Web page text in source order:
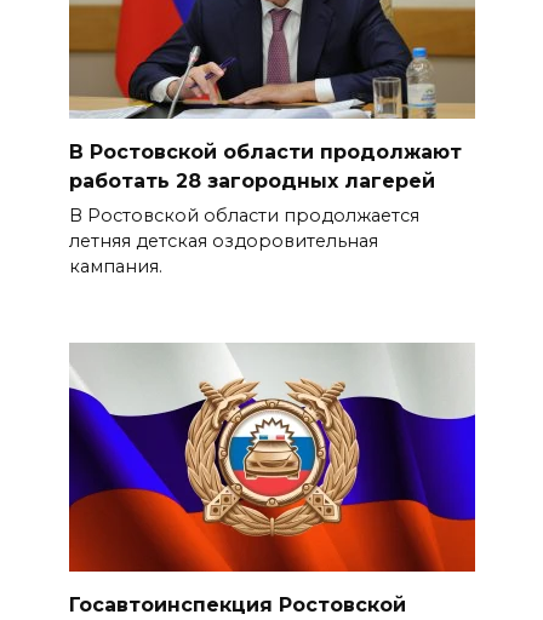
В Ростовской области продолжают
работать 28 загородных лагерей
В Ростовской области продолжается
летняя детская оздоровительная
кампания.
Госавтоинспекция Ростовской